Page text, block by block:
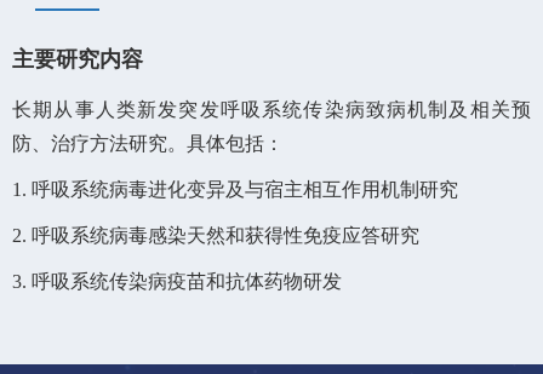
主要研究内容
长期从事人类新发突发呼吸系统传染病致病机制及相关预
防、治疗方法研究。具体包括：
1. 呼吸系统病毒进化变异及与宿主相互作用机制研究
2. 呼吸系统病毒感染天然和获得性免疫应答研究
3. 呼吸系统传染病疫苗和抗体药物研发